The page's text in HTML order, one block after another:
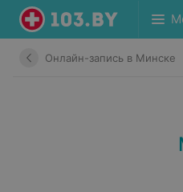
Онлайн-запись в Минске